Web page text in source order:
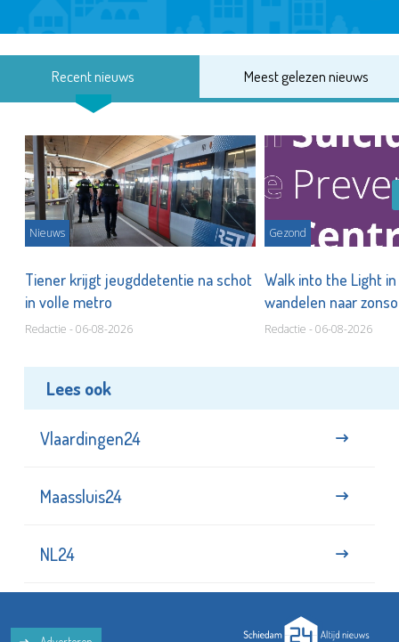
Recent nieuws Meest gelezen nieuws
Nieuws
Tiener krijgt jeugddetentie na schot
in volle metro
Redactie - 06-08-2026
Gezond
Walk into the Light in
wandelen naar
te staan bij suïcide
Redactie - 06-08-2026
Lees ook
Vlaardingen24
Maassluis24
NL24